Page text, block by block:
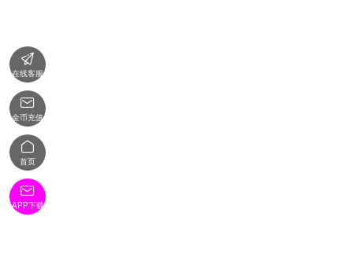

在线客服

金币充值

首页

APP下载